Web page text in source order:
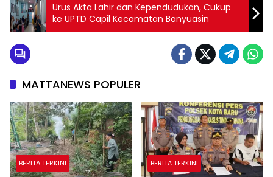
Urus Akta Lahir dan Kependudukan, Cukup
ke UPTD Capil Kecamatan Banyuasin
MATTANEWS POPULER
BERITA TERKINI BERITA TERKINI